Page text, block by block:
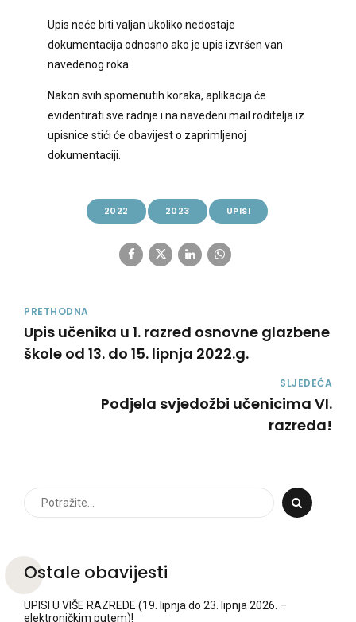
Upis neće biti valjan ukoliko nedostaje
dokumentacija odnosno ako je upis izvršen van
navedenog roka.
Nakon svih spomenutih koraka, aplikacija će
evidentirati sve radnje i na navedeni mail roditelja iz
upisnice stići će obavijest o zaprimljenoj
dokumentaciji.
2022 2023 UPISI
PRETHODNA
Upis učenika u 1. razred osnovne glazbene
škole od 13. do 15. lipnja 2022.g.
SLJEDEĆA
Podjela svjedožbi učenicima VI.
razreda!
Ostale obavijesti
UPISI U VIŠE RAZREDE (19. lipnja do 23. lipnja 2026. –
elektroničkim putem)!